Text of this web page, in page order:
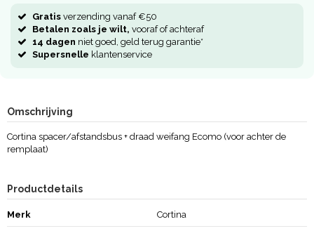
Gratis verzending vanaf €50
Betalen zoals je wilt, vooraf of achteraf
14 dagen niet goed, geld terug garantie*
Supersnelle klantenservice
Omschrijving
Cortina spacer/afstandsbus + draad weifang Ecomo (voor achter de
remplaat)
Productdetails
Merk Cortina